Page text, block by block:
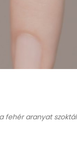
fehér aranyat szoktál